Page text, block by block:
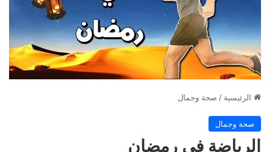
الرئيسية / صحة وجمال
صحة وجمال
الرياضة في رمضان